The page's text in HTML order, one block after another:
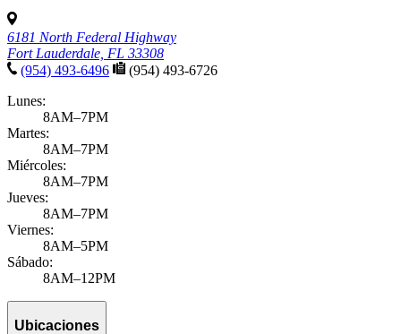
6181 North Federal Highway
Fort Lauderdale, FL 33308
(954) 493-6496
(954) 493-6726
Lunes:
8AM–7PM
Martes:
8AM–7PM
Miércoles:
8AM–7PM
Jueves:
8AM–7PM
Viernes:
8AM–5PM
Sábado:
8AM–12PM
Ubicaciones